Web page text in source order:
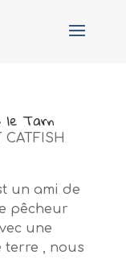
le Tarn
CATFISH
un ami de
pêcheur
une
terre , nous